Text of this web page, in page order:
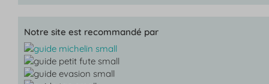
Notre site est recommandé par